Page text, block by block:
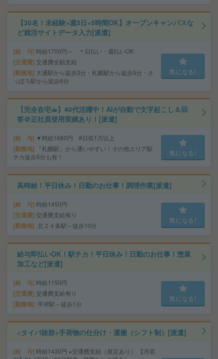
【30名！未経験×週3日×5時間OK】オープンキャンパスな
ど就活サイトデータ入力[派遣]
給 与 時給1700円～ ＊日払い・週払いOK
交通費 交通費全額支給
勤務地 大通駅から徒歩3分・札幌駅から徒歩5分・さ
っぽろ駅から徒歩6分
気になる!
【完全在宅☕︎】40代活躍中！AIが自動で文字起こし＆回
答＠正社員登用実績あり！[派遣]
給 与 ▼時給1680円 #日収1万以上
勤務地
「札幌駅」から通いやすい！その他エリア駅
チカ徒歩5分も有！
気になる!
高時給！平日休み！日勤のお仕事！調理作業[派遣]
給 与 時給1450円
交通費 交通費支給有り
勤務地 北２４条駅～徒歩10分
気になる!
給与即払いOK！駅チカ！平日休み！日勤のお仕事！惣菜
加工など[派遣]
給 与 時給1150円
交通費 交通費支給有り
勤務地 平岸駅～徒歩1分
気になる!
<タイパ抜群>手荷物の仕分け・運搬（シフト制）[派遣]
給 与 時給1430円 ※交通費支給（規定あり） 【月収